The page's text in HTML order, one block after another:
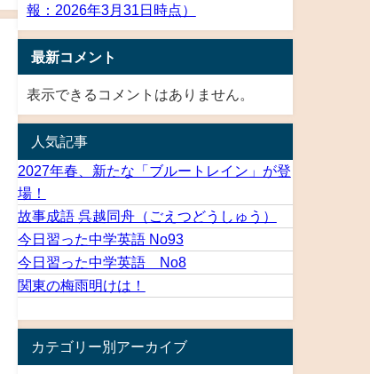
報：2026年3月31日時点）
最新コメント
表示できるコメントはありません。
人気記事
2027年春、新たな「ブルートレイン」が登
場！
故事成語 呉越同舟（ごえつどうしゅう）
今日習った中学英語 No93
今日習った中学英語 No8
関東の梅雨明けは！
カテゴリー別アーカイブ